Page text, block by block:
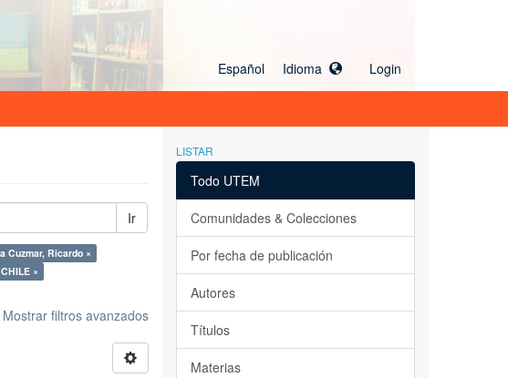
Español Idioma Login
Ir
Cuzmar, Ricardo ×
×
Mostrar filtros avanzados
LISTAR
Todo UTEM
Comunidades & Colecciones
Por fecha de publicación
Autores
Títulos
Materias